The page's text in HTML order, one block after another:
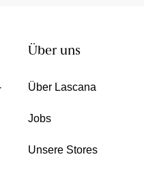
Über uns
Über Lascana
Jobs
Unsere Stores